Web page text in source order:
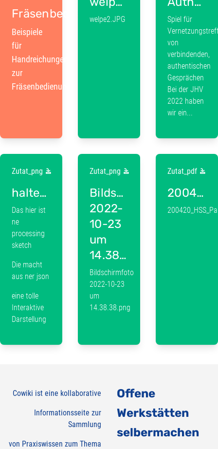
Fräsenbedienung
Beispiele
für
Handreichungen
zur
Fräsenbedienung
welpe2.JPG
Spiel für
von
verbindenden,
authentischen
Gesprächen
Bei der JHV
2022 haben
wir ein...
Zutat_png
haltestellenSachsen
Das hier ist
ne
processing
sketch
Die macht
aus ner json
eine tolle
Interaktive
Darstellung
Zutat_png
Bildschirmfoto
2022-
10-23
um
14.38.38.png
Bildschirmfoto
2022-10-23
um
14.38.38.png
Zutat_pdf
200420_HSS_Paper_CircularSociety_online.pdf
Cowiki ist eine kollaborative
Informationsseite zur
Sammlung
von Praxiswissen zum Thema
Offene
Werkstätten
selbermachen